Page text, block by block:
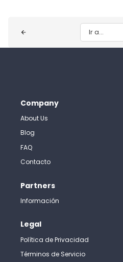
Ir a...
Company
About Us
Blog
FAQ
Contacto
Partners
Información
Legal
Política de Privacidad
Términos de Servicio